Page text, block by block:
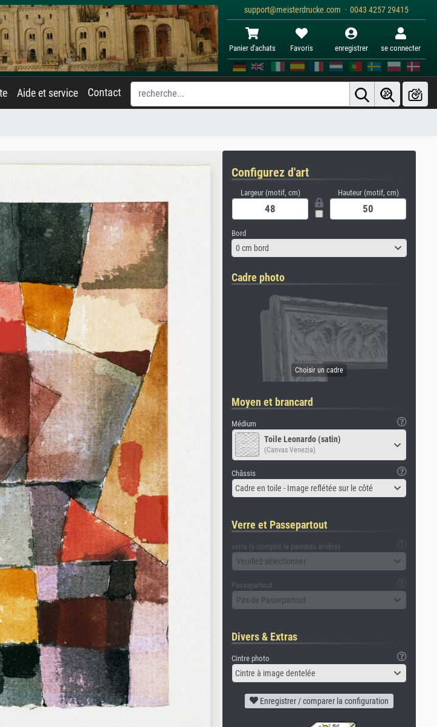
support@meisterdrucke.com · 0043 4257 29415
Panier d'achats Favoris enregistrer se connecter
Aide et service Contact
Configurez d'art
Largeur (motif, cm) Hauteur (motif, cm)
Bord
0 cm bord
Cadre photo
Moyen et brancard
Médium
Toile Leonardo (satin)
(Canvas Venezia)
Châssis
Cadre en toile - Image reflétée sur le côté
Verre et Passepartout
verre (y compris le panneau arrière)
Veuillez sélectionner
Passepartout
Pas de Passepartout
Divers & Extras
Cintre photo
Cintre à image dentelée
Enregistrer / comparer la configuration